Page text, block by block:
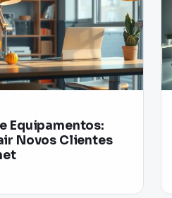
Equipamentos:
Novos Clientes